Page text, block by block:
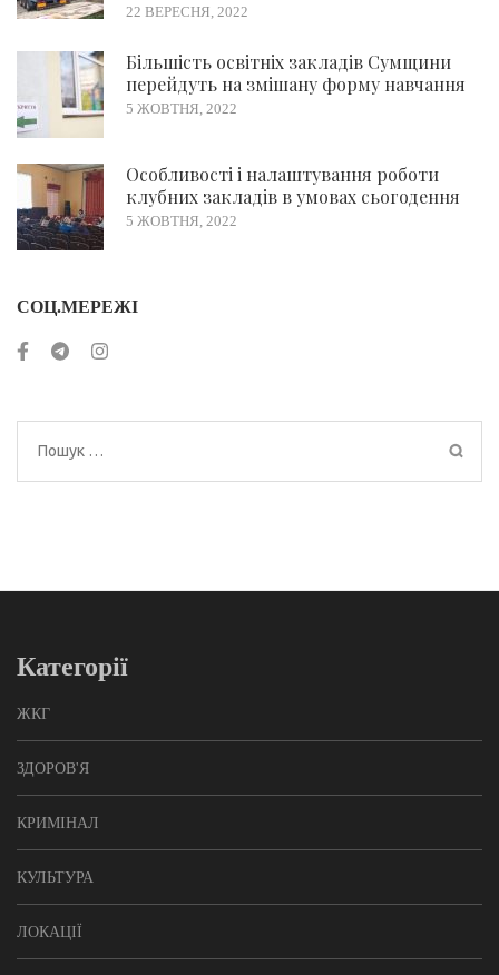
22 ВЕРЕСНЯ, 2022
Більшість освітніх закладів Сумщини
перейдуть на змішану форму навчання
5 ЖОВТНЯ, 2022
Особливості і налаштування роботи
клубних закладів в умовах сьогодення
5 ЖОВТНЯ, 2022
СОЦ.МЕРЕЖІ
Пошук:
Категорії
ЖКГ
ЗДОРОВ'Я
КРИМІНАЛ
КУЛЬТУРА
ЛОКАЦІЇ